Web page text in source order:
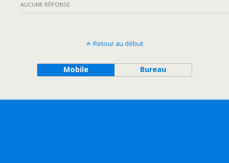
AUCUNE RÉPONSE
Retour au début
Mobile Bureau